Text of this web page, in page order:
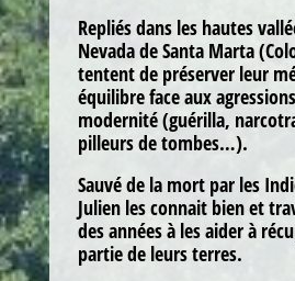
Repliés dans les hautes
Nevada de Santa Marta
tentent de préserver leur
équilibre face aux
modernité (guérilla,
pilleurs de tombes…).
Sauvé de la mort par les
Julien les connait bien et
des années à les aider à
partie de leurs terres.